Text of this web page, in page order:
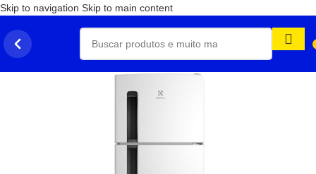
Skip to navigation Skip to main content